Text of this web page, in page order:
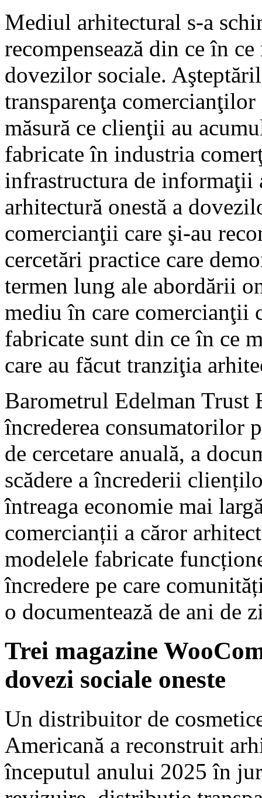
Mediul arhitectural s-a
recompensează din ce în
dovezilor sociale.
transparenţa
măsură ce clienţii au
fabricate în industria
infrastructura de informaţii
arhitectură onestă a
comercianţii care şi-au
cercetări practice care
termen lung ale abordării
mediu în care comercianţii
fabricate sunt din ce în ce
care au făcut tranziţia
Barometrul Edelman Trust
încrederea consumatorilor
de cercetare anuală, a
scădere a încrederii
întreaga economie mai
comercianții a căror
modelele fabricate
încredere pe care
o documentează de ani de
Trei magazine
dovezi sociale oneste
Un distribuitor de
Americană a reconstruit
începutul anului 2025 în